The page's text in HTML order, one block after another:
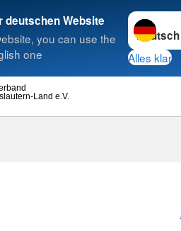
deutschen Website
you can use the
one
Sprache
Alles klar
Land e.V.
Suche